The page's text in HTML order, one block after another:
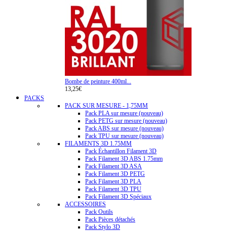
Bombe de peinture 400ml...
13,25€
PACKS
PACK SUR MESURE - 1,75MM
Pack PLA sur mesure (nouveau)
Pack PETG sur mesure (nouveau)
Pack ABS sur mesure (nouveau)
Pack TPU sur mesure (nouveau)
FILAMENTS 3D 1.75MM
Pack Échantillon Filament 3D
Pack Filament 3D ABS 1.75mm
Pack Filament 3D ASA
Pack Filament 3D PETG
Pack Filament 3D PLA
Pack Filament 3D TPU
Pack Filament 3D Spéciaux
ACCESSOIRES
Pack Outils
Pack Pièces détachés
Pack Stylo 3D